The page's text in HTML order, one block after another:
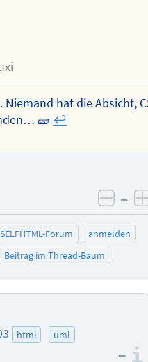
Niemand hat die Absicht,
🧱 ↩︎
–
SELFHTML-Forum
anmelden
Beitrag im Thread-Baum
html uml
–